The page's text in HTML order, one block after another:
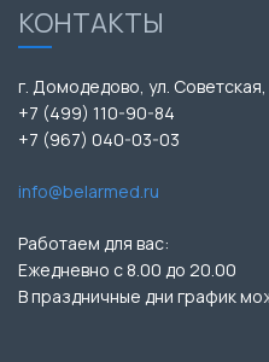
КОНТАКТЫ
г. Домодедово, ул. Советская,
+7 (499) 110-90-84
+7 (967) 040-03-03
info@belarmed.ru
Работаем для вас:
Ежедневно с 8.00 до 20.00
В праздничные дни график